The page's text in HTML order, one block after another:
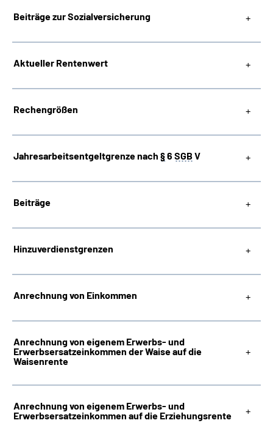
Online-Services
Inhalte in Gebärdensprache (DGS)
Beiträge zur Sozialversicherung
Aktueller Rentenwert
Rechengrößen
Jahresarbeitsentgeltgrenze nach §6 SGB V
Beiträge
Hinzuverdienstgrenzen
Anrechnung von Einkommen
Anrechnung von eigenem Erwerbs- und
Erwerbsersatzeinkommen der Waise auf die
Waisenrente
Anrechnung von eigenem Erwerbs- und
Erwerbsersatzeinkommen auf die Erziehungsrente